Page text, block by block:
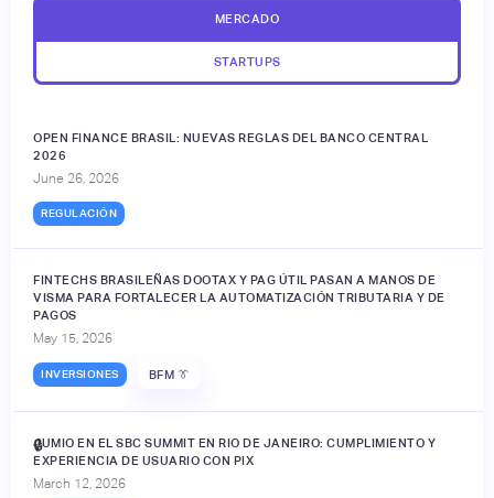
MERCADO
STARTUPS
OPEN FINANCE BRASIL: NUEVAS REGLAS DEL BANCO CENTRAL
2026
June 26, 2026
REGULACIÓN
FINTECHS BRASILEÑAS DOOTAX Y PAG ÚTIL PASAN A MANOS DE
VISMA PARA FORTALECER LA AUTOMATIZACIÓN TRIBUTARIA Y DE
PAGOS
May 15, 2026
INVERSIONES BFM 👔
JUMIO EN EL SBC SUMMIT EN RIO DE JANEIRO: CUMPLIMIENTO Y
EXPERIENCIA DE USUARIO CON PIX
March 12, 2026
🔒